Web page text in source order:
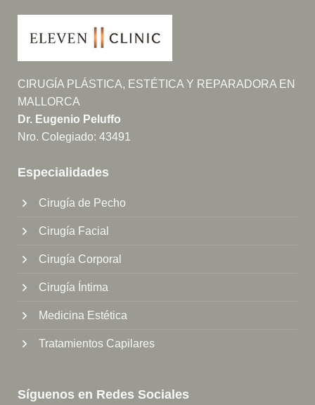
CIRUGÍA PLÁSTICA, ESTÉTICA Y REPARADORA EN
MALLORCA
Dr. Eugenio Peluffo
Nro. Colegiado: 43491
Especialidades
Cirugía de Pecho
Cirugía Facial
Cirugía Corporal
Cirugía Íntima
Medicina Estética
Tratamientos Capilares
Síguenos en Redes Sociales